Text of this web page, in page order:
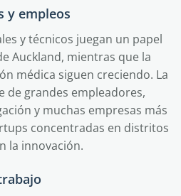
y empleos
y técnicos juegan un papel
Auckland, mientras que la
médica siguen creciendo. La
de grandes empleadores,
y muchas empresas más
concentradas en distritos
la innovación.